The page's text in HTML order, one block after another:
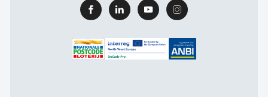
Facebook Linkedin Youtube Instagram